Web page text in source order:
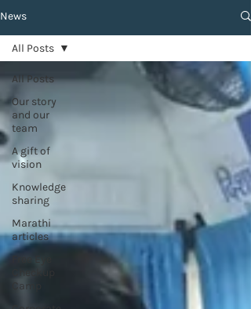
News
All Posts
Our story
and our
team
A gift of
vision
Knowledge
sharing
Marathi
articles
Checkup
Camp
All Posts